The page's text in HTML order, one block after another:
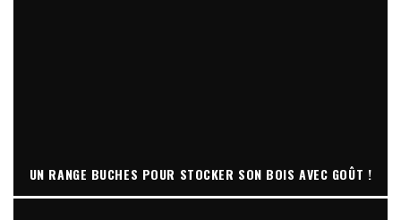
UN RANGE BUCHES POUR STOCKER SON BOIS AVEC GOÛT !